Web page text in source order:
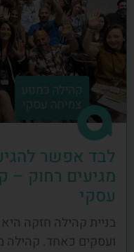
לבד אפשר
מגיעים רחוק –
עסקי
בניית קהילה חזקה
ועסקים כאחד. קהילה